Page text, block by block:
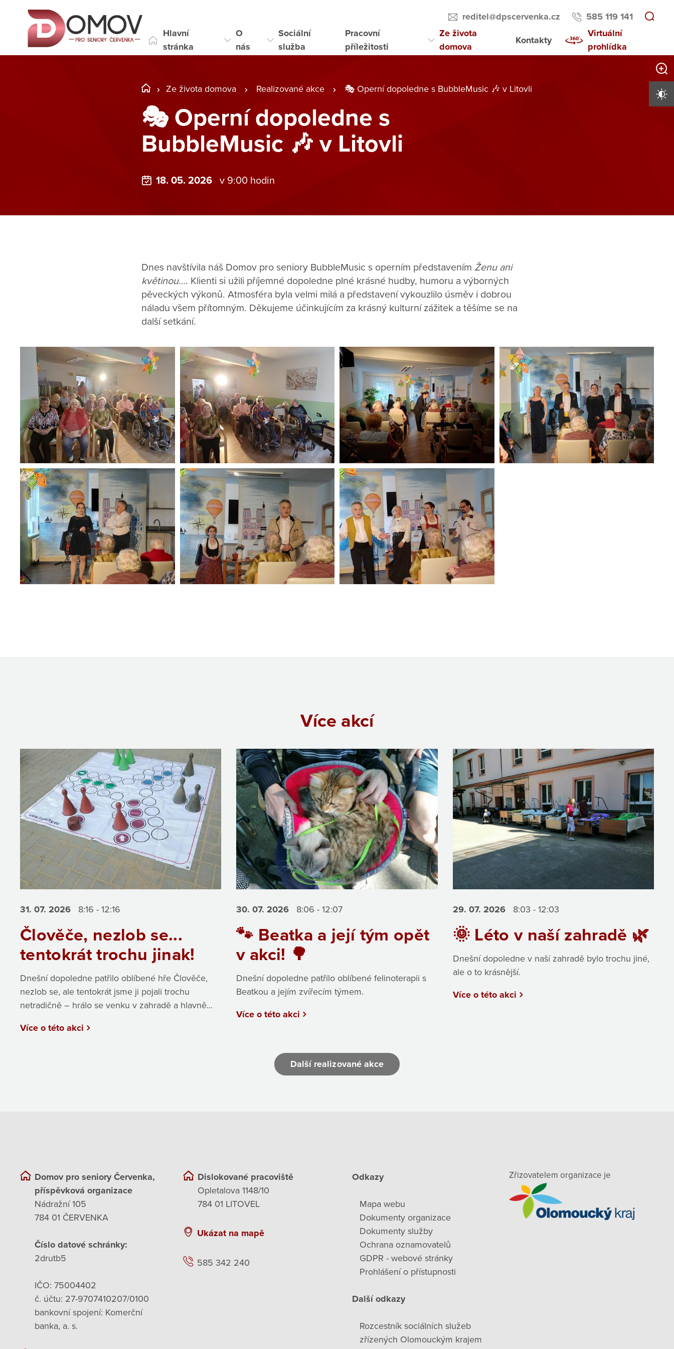
reditel@dpscervenka.cz
585 119 141
Hlavní
stránka
O
nás
Sociální
služba
Pracovní
příležitosti
Ze života
domova
Kontakty
Virtuální
prohlídka
Ze života domova Realizované akce 🎭 Operní dopoledne s BubbleMusic 🎶 v Litovli
🎭 Operní dopoledne s
BubbleMusic 🎶 v Litovli
18. 05. 2026 v 9:00 hodin
Dnes navštívila náš Domov pro seniory BubbleMusic s operním představením Ženu ani
květinou…. Klienti si užili příjemné dopoledne plné krásné hudby, humoru a výborných
pěveckých výkonů. Atmosféra byla velmi milá a představení vykouzlilo úsměv i dobrou
náladu všem přítomným. Děkujeme účinkujícím za krásný kulturní zážitek a těšíme se na
další setkání.
Více akcí
31. 07. 2026 8:16 - 12:16
Člověče, nezlob se...
tentokrát trochu jinak!
Dnešní dopoledne patřilo oblíbené hře Člověče,
nezlob se, ale tentokrát jsme ji pojali trochu
netradičně – hrálo se venku v zahradě a hlavně...
Více o této akci
30. 07.2026 8:06 - 12:07
🐾 Beatka a její tým opět
v akci! 🌳
Dnešní dopoledne patřilo oblíbené felinoterapii s
Beatkou a jejím zvířecím týmem.
Více o této akci
29. 07. 2026 8:03 - 12:03
🌞 Léto v naší zahradě 🌿
Dnešní dopoledne v naší zahradě bylo trochu jiné,
ale o to krásnější.
Více o této akci
Další realizované akce
Domov pro seniory Červenka,
příspěvková organizace
Nádražní 105
784 01 ČERVENKA
Číslo datové schránky:
2drutb5
IČO: 75004402
č. účtu: 27-9707410207/0100
bankovní spojení: Komerční
banka, a. s.
Dislokované pracoviště
Opletalova 1148/10
784 01 LITOVEL
Ukázat na mapě
585 342 240
Odkazy
Mapa webu
Dokumenty organizace
Dokumenty služby
Ochrana oznamovatelů
GDPR - webové stránky
Prohlášení o přístupnosti
Další odkazy
Rozcestník sociálních služeb
zřízených Olomouckým krajem
Zřizovatelem organizace je